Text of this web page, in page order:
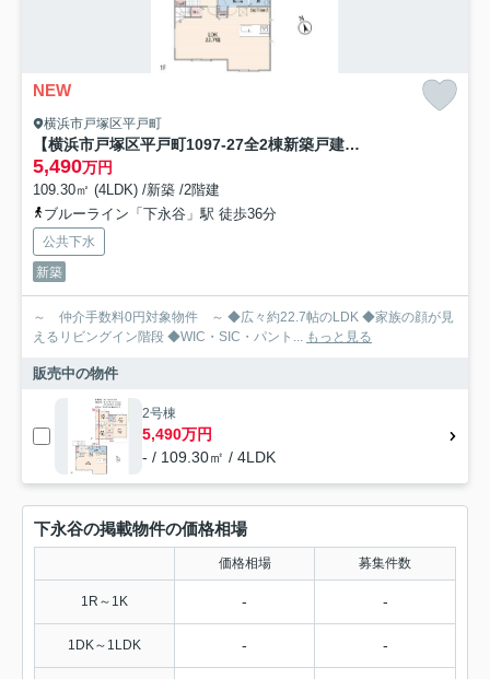
NEW
横浜市戸塚区平戸町
【横浜市戸塚区平戸町1097-27全2棟新築戸建て】★仲介手数料無料★（平戸台小学校・平戸中学校）
5,490万円
109.30㎡ (4LDK) /新築 /2階建
ブルーライン「下永谷」駅 徒歩36分
公共下水
新築
～ 仲介手数料0円対象物件 ～ ◆広々約22.7帖のLDK ◆家族の顔が見
えるリビングイン階段 ◆WIC・SIC・パント... もっと見る
販売中の物件
2号棟
5,490万円
- / 109.30㎡ / 4LDK
下永谷の掲載物件の価格相場
価格相場 募集件数
1R～1K - -
1DK～1LDK - -